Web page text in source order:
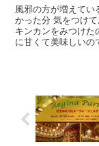
風邪の方が増えてい
かった分 気をつけ
キンカンをみつけた
に甘くて美味しいの